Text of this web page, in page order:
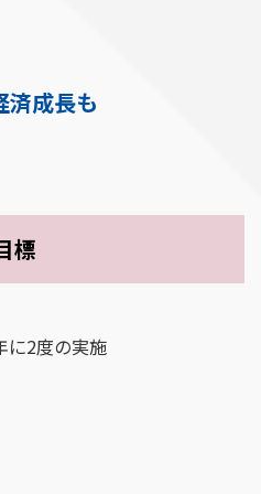
標
に2度の実施